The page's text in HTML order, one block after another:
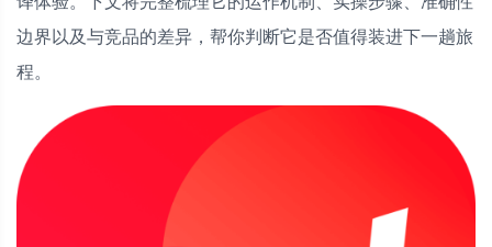
边界以及与竞品的差异，帮你判断它是否值得装进下一趟旅
程。